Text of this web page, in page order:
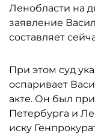
Ленобласти на
заявление
составляет
При этом суд
оспаривает
акте. Он был
Петербурга и
иску